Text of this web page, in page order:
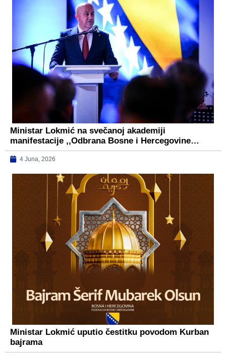
Ministar Lokmić na svečanoj akademiji
manifestacije ,,Odbrana Bosne i Hercegovine…
4 Juna, 2026
Ministar Lokmić uputio čestitku povodom Kurban
bajrama